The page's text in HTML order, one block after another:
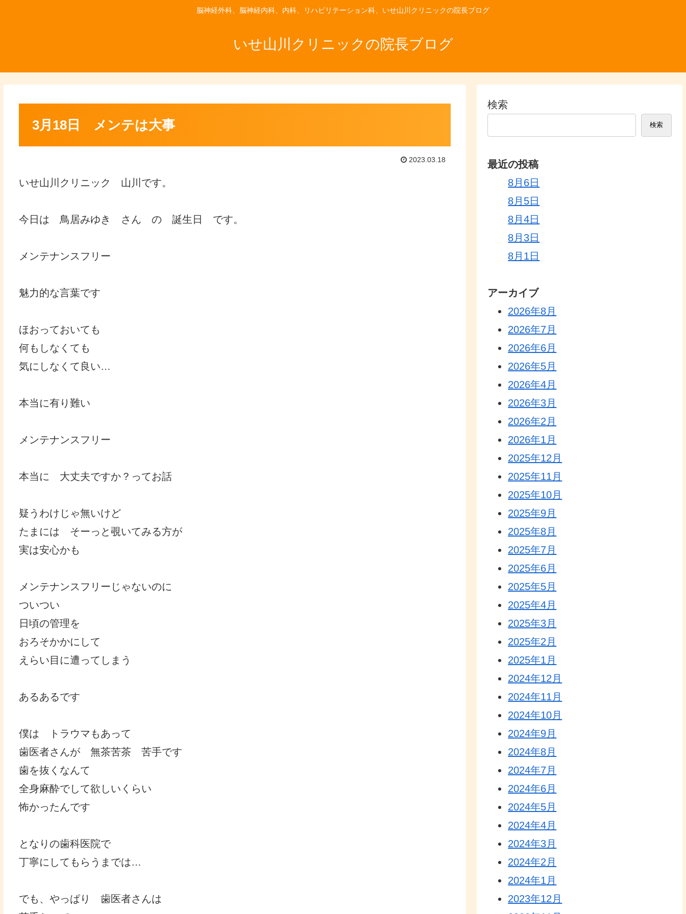
脳神経外科、脳神経内科、内科、リハビリテーション科、いせ山川クリニックの院長ブログ
いせ山川クリニックの院長ブログ
3月18日 メンテは大事
2023.03.18
いせ山川クリニック 山川です。
今日は 鳥居みゆき さん の 誕生日 です。
メンテナンスフリー
魅力的な言葉です
ほおっておいても
何もしなくても
気にしなくて良い…
本当に有り難い
メンテナンスフリー
本当に 大丈夫ですか？ってお話
疑うわけじゃ無いけど
たまには そーっと覗いてみる方が
実は安心かも
メンテナンスフリーじゃないのに
ついつい
日頃の管理を
おろそかかにして
えらい目に遭ってしまう
あるあるです
僕は トラウマもあって
歯医者さんが 無茶苦茶 苦手です
歯を抜くなんて
全身麻酔でして欲しいくらい
怖かったんです
となりの歯科医院で
丁寧にしてもらうまでは…
でも、やっぱり 歯医者さんは
検索
検索
最近の投稿
8月6日
8月5日
8月4日
8月3日
8月1日
アーカイブ
2026年8月
2026年7月
2026年6月
2026年5月
2026年4月
2026年3月
2026年2月
2026年1月
2025年12月
2025年11月
2025年10月
2025年9月
2025年8月
2025年7月
2025年6月
2025年5月
2025年4月
2025年3月
2025年2月
2025年1月
2024年12月
2024年11月
2024年10月
2024年9月
2024年8月
2024年7月
2024年6月
2024年5月
2024年4月
2024年3月
2024年2月
2024年1月
2023年12月